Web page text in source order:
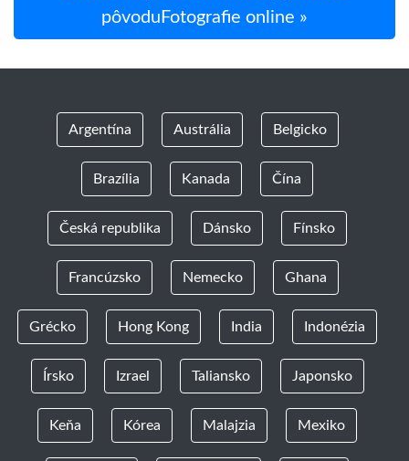
pôvoduFotografie online »
Argentína Austrália Belgicko
Brazília Kanada Čína
Česká republika Dánsko Fínsko
Francúzsko Nemecko Ghana
Grécko Hong Kong India Indonézia
Írsko Izrael Taliansko Japonsko
Keňa Kórea Malajzia Mexiko